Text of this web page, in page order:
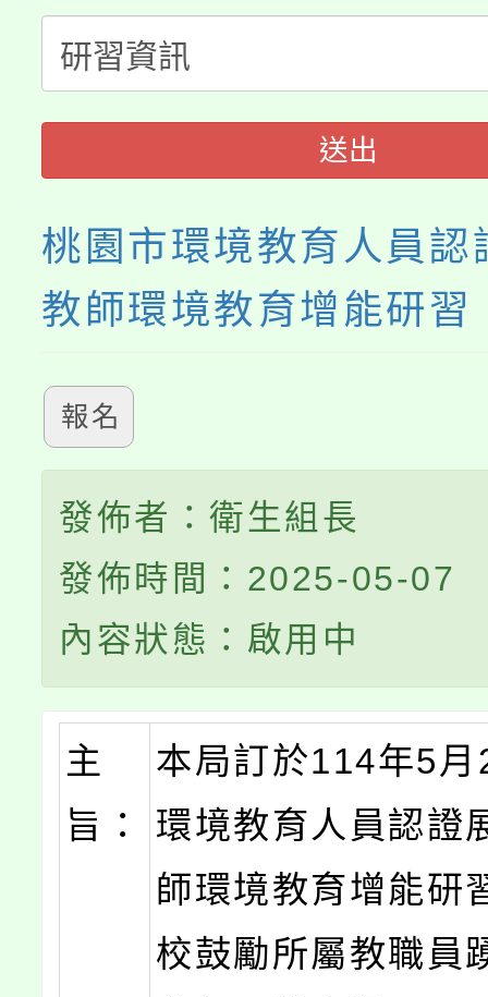
代理(課)教師甄選結果(
公告本校115學年度第
代理(課)教師甄選結果(
轉知中國文化大學推廣
《TA101》溝通分析基
心理、諮商輔導、社會
系所師生報名參加。
送出
桃園市環境教育人員認
教師環境教育增能研習
報名
發佈者：衛生組長
發佈時間：2025-05-07
內容狀態：啟用中
主
旨：
本局訂於114年5
環境教育人員認證
師環境教育增能研
校鼓勵所屬教職員